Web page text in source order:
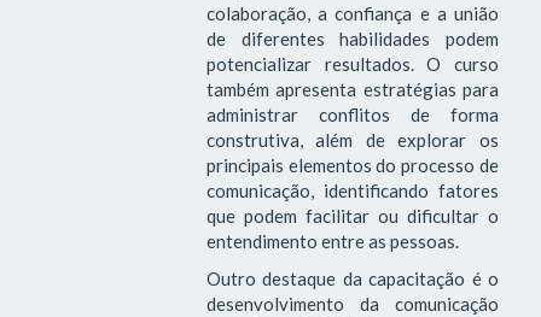
colaboração, a confiança e a união
de diferentes habilidades podem
potencializar resultados. O curso
também apresenta estratégias para
administrar conflitos de forma
construtiva, além de explorar os
principais elementos do processo de
comunicação, identificando fatores
que podem facilitar ou dificultar o
entendimento entre as pessoas.
Outro destaque da capacitação é o
desenvolvimento da comunicação